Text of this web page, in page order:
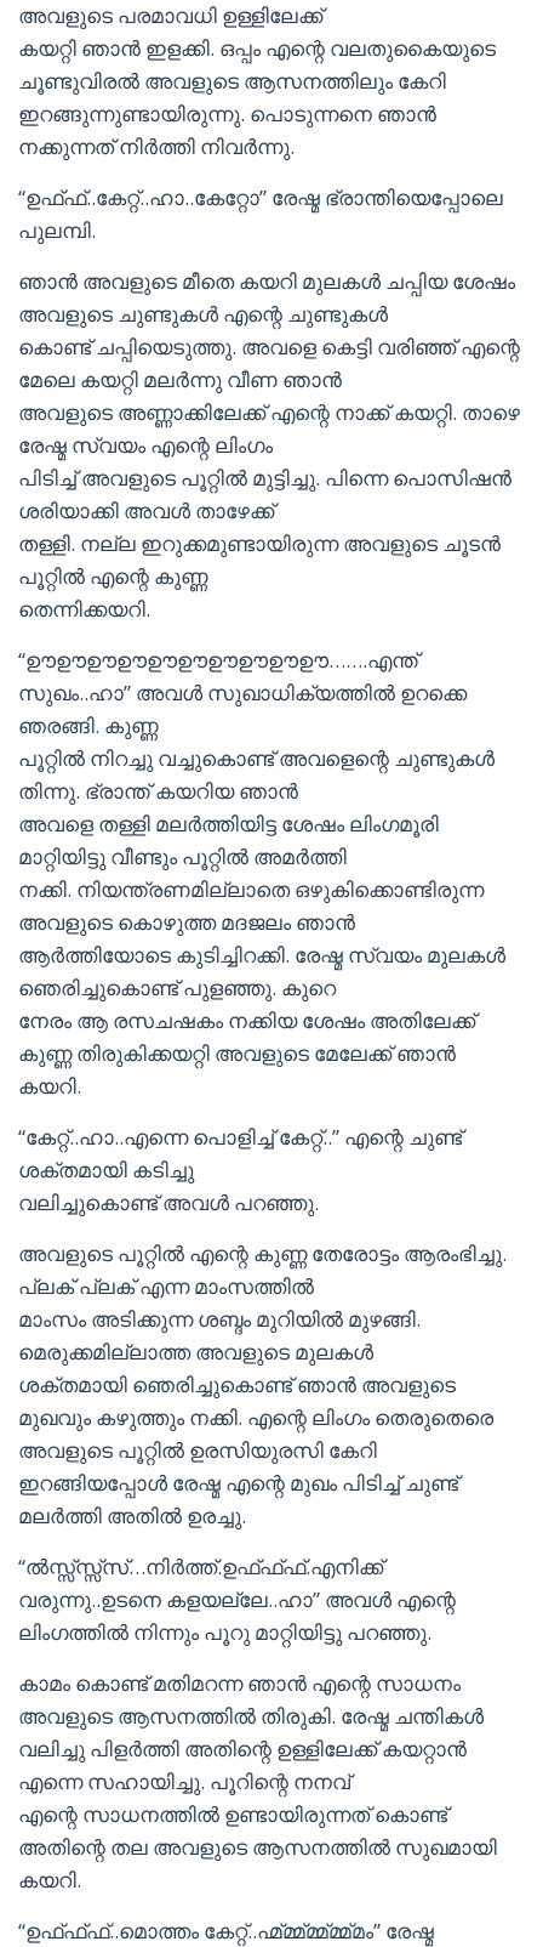
അവളുടെ പരമാവധി ഉള്ളിലേക്ക്
കയറ്റി ഞാന്‍ ഇളക്കി. ഒപ്പം എന്റെ വലതുകൈയുടെ
ചൂണ്ടുവിരല്‍ അവളുടെ ആസനത്തിലും കേറി
ഇറങ്ങുന്നുണ്ടായിരുന്നു. പൊടുന്നനെ ഞാന്‍
നക്കുന്നത് നിര്‍ത്തി നിവര്‍ന്നു.
“ഉഫ്ഫ്..കേറ്റ്..ഹാ..കേറ്റോ” രേഷ്മ ഭ്രാന്തിയെപ്പോലെ
പുലമ്പി.
ഞാന്‍ അവളുടെ മീതെ കയറി മുലകള്‍ ചപ്പിയ ശേഷം
അവളുടെ ചുണ്ടുകള്‍ എന്റെ ചുണ്ടുകള്‍
കൊണ്ട് ചപ്പിയെടുത്തു. അവളെ കെട്ടി വരിഞ്ഞ് എന്റെ
മേലെ കയറ്റി മലര്‍ന്നു വീണ ഞാന്‍
അവളുടെ അണ്ണാക്കിലേക്ക് എന്റെ നാക്ക് കയറ്റി. താഴെ
രേഷ്മ സ്വയം എന്റെ ലിംഗം
പിടിച്ച് അവളുടെ പൂറ്റില്‍ മുട്ടിച്ചു. പിന്നെ പൊസിഷന്‍
ശരിയാക്കി അവള്‍ താഴേക്ക്
തള്ളി. നല്ല ഇറുക്കമുണ്ടായിരുന്ന അവളുടെ ചൂടന്‍
പൂറ്റില്‍ എന്റെ കുണ്ണ
തെന്നിക്കയറി.
“ഊഊഊഊഊഊഊഊഊഊ…….എന്ത്
സുഖം..ഹാ” അവള്‍ സുഖാധിക്യത്തില്‍ ഉറക്കെ
ഞരങ്ങി. കുണ്ണ
പൂറ്റില്‍ നിറച്ചു വച്ചുകൊണ്ട് അവളെന്റെ ചുണ്ടുകള്‍
തിന്നു. ഭ്രാന്ത് കയറിയ ഞാന്‍
അവളെ തള്ളി മലര്‍ത്തിയിട്ട ശേഷം ലിംഗമൂരി
മാറ്റിയിട്ടു വീണ്ടും പൂറ്റില്‍ അമര്‍ത്തി
നക്കി. നിയന്ത്രണമില്ലാതെ ഒഴുകിക്കൊണ്ടിരുന്ന
അവളുടെ കൊഴുത്ത മദജലം ഞാന്‍
ആര്‍ത്തിയോടെ കുടിച്ചിറക്കി. രേഷ്മ സ്വയം മുലകള്‍
ഞെരിച്ചുകൊണ്ട് പുളഞ്ഞു. കുറെ
നേരം ആ രസചഷകം നക്കിയ ശേഷം അതിലേക്ക്
കുണ്ണ തിരുകിക്കയറ്റി അവളുടെ മേലേക്ക് ഞാന്‍
കയറി.
“കേറ്റ്..ഹാ..എന്നെ പൊളിച്ച് കേറ്റ്..” എന്റെ ചുണ്ട്
ശക്തമായി കടിച്ചു
വലിച്ചുകൊണ്ട് അവള്‍ പറഞ്ഞു.
അവളുടെ പൂറ്റില്‍ എന്റെ കുണ്ണ തേരോട്ടം ആരംഭിച്ചു.
പ്ലക് പ്ലക് എന്ന മാംസത്തില്‍
മാംസം അടിക്കുന്ന ശബ്ദം മുറിയില്‍ മുഴങ്ങി.
മെരുക്കമില്ലാത്ത അവളുടെ മുലകള്‍
ശക്തമായി ഞെരിച്ചുകൊണ്ട് ഞാന്‍ അവളുടെ
മുഖവും കഴുത്തും നക്കി. എന്റെ ലിംഗം തെരുതെരെ
അവളുടെ പൂറ്റില്‍ ഉരസിയുരസി കേറി
ഇറങ്ങിയപ്പോള്‍ രേഷ്മ എന്റെ മുഖം പിടിച്ച് ചുണ്ട്
മലര്‍ത്തി അതില്‍ ഉരച്ചു.
“ല്‍സ്സ്സ്സ്സ്…നിര്‍ത്ത്.ഉഫ്ഫ്ഫ്.എനിക്ക്
വരുന്നു..ഉടനെ കളയല്ലേ..ഹാ” അവള്‍ എന്റെ
ലിംഗത്തില്‍ നിന്നും പൂറു മാറ്റിയിട്ടു പറഞ്ഞു.
കാമം കൊണ്ട് മതിമറന്ന ഞാന്‍ എന്റെ സാധനം
അവളുടെ ആസനത്തില്‍ തിരുകി. രേഷ്മ ചന്തികള്‍
വലിച്ചു പിളര്‍ത്തി അതിന്റെ ഉള്ളിലേക്ക് കയറ്റാന്‍
എന്നെ സഹായിച്ചു. പൂറിന്റെ നനവ്
എന്റെ സാധനത്തില്‍ ഉണ്ടായിരുന്നത് കൊണ്ട്
അതിന്റെ തല അവളുടെ ആസനത്തില്‍ സുഖമായി
കയറി.
“ഉഫ്ഫ്ഫ്..മൊത്തം കേറ്റ്..ഹ്മ്മ്മ്മ്മ്മ്മ്മം” രേഷ്മ